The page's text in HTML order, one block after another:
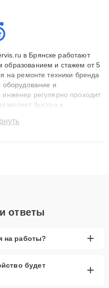
в Брянске работают
и стажем от 5
на ремонте техники бренда
оборудование и
регулярно проходит
быстро и
Наши мастера решают
ответы
на работы? +
будет
+